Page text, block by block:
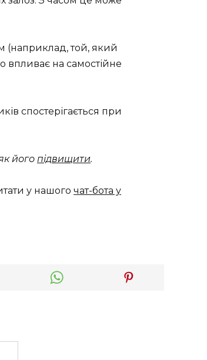
(наприклад, той, який
впливає на самостійне
спостерігається при
його підвищити.
у нашого чат-бота у